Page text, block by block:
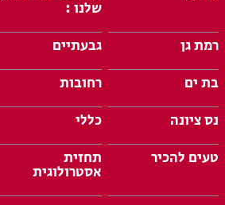
שלנו :
רמת גן
גבעתיים
בת ים
רחובות
נס ציונה
כללי
טעים להכיר
תחזית
אסטרולוגית